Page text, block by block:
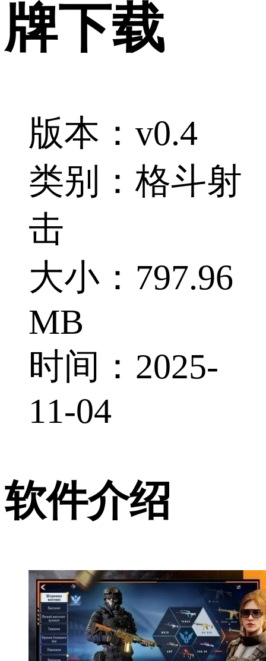
牌下载
版本：v0.4
类别：格斗射
击
大小：797.96
MB
时间：2025-
11-04
软件介绍